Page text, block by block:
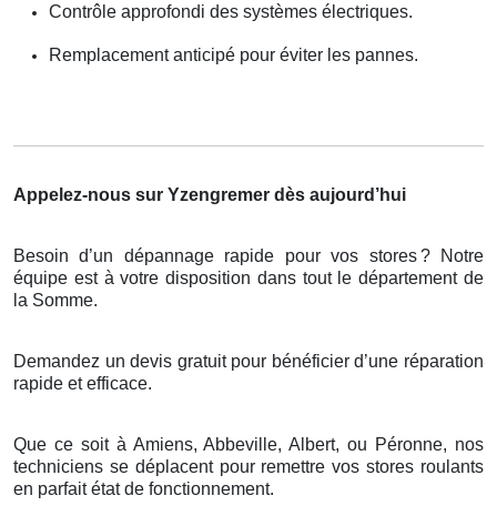
Contrôle approfondi des systèmes électriques.
Remplacement anticipé pour éviter les pannes.
Appelez-nous sur Yzengremer dès aujourd’hui
Besoin d’un dépannage rapide pour vos stores ? Notre
équipe est à votre disposition dans tout le département de
la Somme.
Demandez un devis gratuit pour bénéficier d’une réparation
rapide et efficace.
Que ce soit à Amiens, Abbeville, Albert, ou Péronne, nos
techniciens se déplacent pour remettre vos stores roulants
en parfait état de fonctionnement.